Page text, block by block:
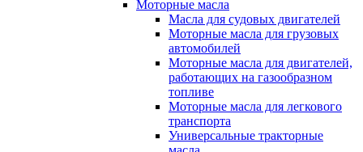
Моторные масла
Масла для судовых двигателей
Моторные масла для грузовых
автомобилей
Моторные масла для двигателей,
работающих на газообразном
топливе
Моторные масла для легкового
транспорта
Универсальные тракторные